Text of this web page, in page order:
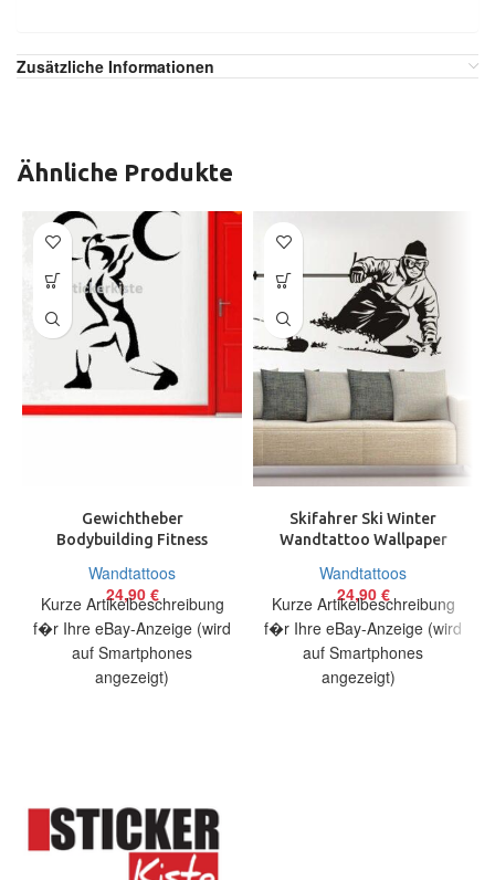
Zusätzliche Informationen
Ähnliche Produkte
Gewichtheber
Bodybuilding Fitness
Wand Schmuck 50 x 70 cm
Wandtattoos
24,90 €
Kurze Artikelbeschreibung
f�r Ihre eBay-Anzeige (wird
auf Smartphones
angezeigt)
Skifahrer Ski Winter
Wandtattoo Wallpaper
Wand
Wandtattoos
24,90 €
Kurze Artikelbeschreibung
f�r Ihre eBay-Anzeige (wird
auf Smartphones
angezeigt)